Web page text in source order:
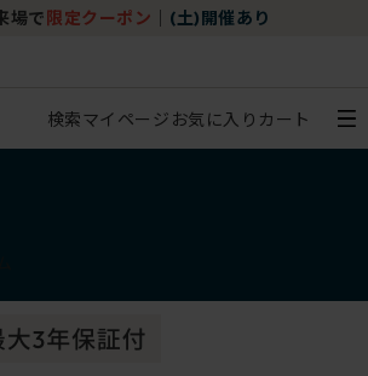
場で 限定クーポン (土)開催あり
検索マイページ お気に入り カート